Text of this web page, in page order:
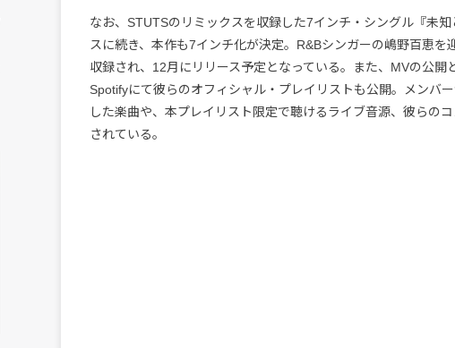
なお、STUTSのリミックスを収録した7インチ・シングル『未
スに続き、本作も7インチ化が決定。R&Bシンガーの嶋野百恵を
収録され、12月にリリース予定となっている。また、MVの公開
Spotifyにて彼らのオフィシャル・プレイリストも公開。メンバ
した楽曲や、本プレイリスト限定で聴けるライブ音源、彼らの
されている。